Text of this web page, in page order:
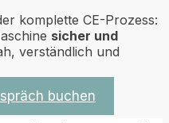
komplette CE-Prozess:
sicher und
verständlich und
buchen